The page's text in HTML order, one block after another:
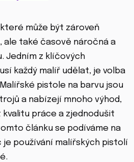
může být zároveň
ale také časově náročná a
Jedním z klíčových
každý malíř udělat, je volba
pistole na barvu jsou
a nabízejí mnoho výhod,
práce a zjednodušit
článku se podíváme na
je používání malířských pistolí